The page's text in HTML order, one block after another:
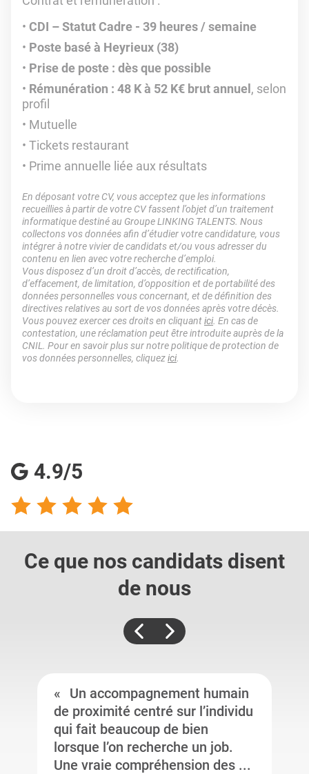
CDI – Statut Cadre - 39 heures / semaine
Poste basé à Heyrieux (38)
Prise de poste : dès que possible
Rémunération : 48 K à 52 K€ brut annuel , selon
profil
Mutuelle
Tickets restaurant
Prime annuelle liée aux résultats
En déposant votre CV, vous acceptez que les informations
recueillies à partir de votre CV fassent l’objet d’un traitement
informatique destiné au Groupe LINKING TALENTS. Nous
collectons vos données afin d’étudier votre candidature, vous
intégrer à notre vivier de candidats et/ou vous adresser du
contenu en lien avec votre recherche d’emploi.
Vous disposez d’un droit d’accès, de rectification,
d’effacement, de limitation, d’opposition et de portabilité des
données personnelles vous concernant, et de définition des
directives relatives au sort de vos données après votre décès.
Vous pouvez exercer ces droits en cliquantici. En cas de
contestation, une réclamation peut être introduite auprès de la
CNIL. Pour en savoir plus sur notre politique de protection de
vos données personnelles, cliquezici.
4.9/5
Ce que nos candidats disent
de nous
Un accompagnement humain
de proximité centré sur l’individu
qui fait beaucoup de bien
lorsque l’on recherche un job.
Une vraie compréhension des ...